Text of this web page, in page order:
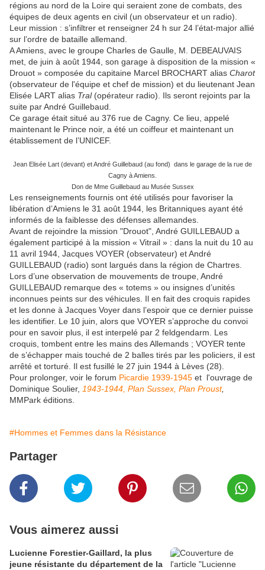
régions au nord de la Loire qui seraient zone de combats, des
équipes de deux agents en civil (un observateur et un radio).
Leur mission : s’infiltrer et renseigner 24 h sur 24 l’état-major allié
sur l’ordre de bataille allemand.
A Amiens, avec le groupe Charles de Gaulle, M. DEBEAUVAIS
met, de juin à août 1944, son garage à disposition de la mission «
Drouot » composée du capitaine Marcel BROCHART alias Charot
(observateur de l'équipe et chef de mission) et du lieutenant Jean
Elisée LART alias Tral(opérateur radio). Ils seront rejoints par la
suite par André Guillebaud.
Ce garage était situé au 376 rue de Cagny. Ce lieu, appelé
maintenant le Prince noir, a été un coiffeur et maintenant un
établissement de l’UNICEF.
Jean Elisée Lart (devant) et André Guillebaud (au fond) dans le garage de la rue de
Cagny à Amiens.
Don de Mme Guillebaud au Musée Sussex
Les renseignements fournis ont été utilisés pour favoriser la
libération d’Amiens le 31 août 1944, les Britanniques ayant été
informés de la faiblesse des défenses allemandes.
Avant de rejoindre la mission "Drouot", André GUILLEBAUD a
également participé à la mission « Vitrail » : dans la nuit du 10 au
11 avril 1944, Jacques VOYER (observateur) et André
GUILLEBAUD (radio) sont largués dans la région de Chartres.
Lors d’une observation de mouvements de troupe, André
GUILLEBAUD remarque des « totems » ou insignes d’unités
inconnues peints sur des véhicules. Il en fait des croquis rapides
et les donne à Jacques Voyer dans l’espoir que ce dernier puisse
les identifier. Le 10 juin, alors que VOYER s’approche du convoi
pour en savoir plus, il est interpelé par 2 feldgendarm. Les
croquis, tombent entre les mains des Allemands ; VOYER tente
de s’échapper mais touché de 2 balles tirés par les policiers, il est
arrêté et torturé. Il est fusillé le 27 juin 1944 à Lèves (28).
Pour prolonger, voir le forum Picardie 1939-1945 et l'ouvrage de
Dominique Soulier, 1943-1944, Plan Sussex, Plan Proust,
MMPark éditions.
#Hommes et Femmes dans la Résistance
Partager
Vous aimerez aussi
Lucienne Forestier-Gaillard, la plus
jeune résistante du département de la